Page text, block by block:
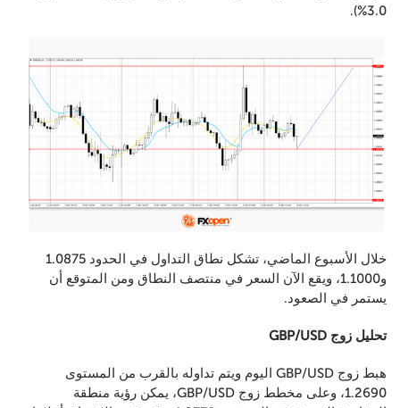
3.0%).
خلال الأسبوع الماضي، تشكل نطاق التداول في الحدود 1.0875
و1.1000، ويقع الآن السعر في منتصف النطاق ومن المتوقع أن
يستمر في الصعود.
تحليل زوج GBP/USD
هبط زوج GBP/USD اليوم ويتم تداوله بالقرب من المستوى
1.2690، وعلى مخطط زوج GBP/USD، يمكن رؤية منطقة